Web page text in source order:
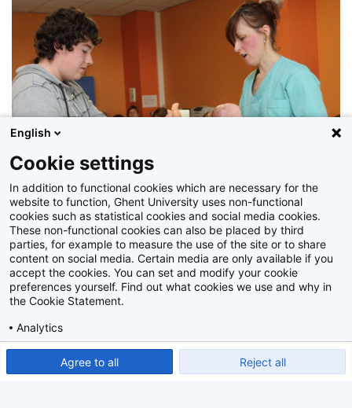
'Bevallen in Vlaanderen anno 2010': infosessie voor scholieren in het
UZ Gent
Z2010_135_055
English
Cookie settings
In addition to functional cookies which are necessary for the
website to function, Ghent University uses non-functional
cookies such as statistical cookies and social media cookies.
These non-functional cookies can also be placed by third
parties, for example to measure the use of the site or to share
content on social media. Certain media are only available if you
accept the cookies. You can set and modify your cookie
preferences yourself. Find out what cookies we use and why in
the Cookie Statement.
Analytics
Agree to all Reject all
Show detailed settings Read our Cookie Statement.